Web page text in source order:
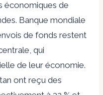
économiques de
Banque mondiale
de fonds restent
qui
de leur économie.
ont reçu des